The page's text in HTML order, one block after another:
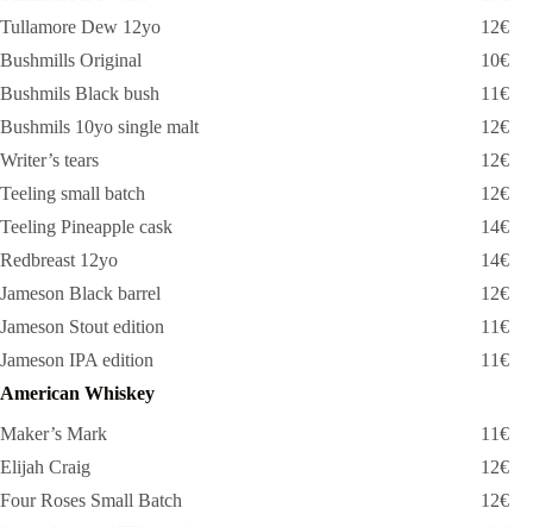
Tullamore Dew 12yo
12€
Bushmills Original
10€
Bushmils Black bush
11€
Bushmils 10yo single malt
12€
Writer’s tears
12€
Teeling small batch
12€
Teeling Pineapple cask
14€
Redbreast 12yo
14€
Jameson Black barrel
12€
Jameson Stout edition
11€
Jameson IPA edition
11€
American Whiskey
Maker’s Mark
11€
Elijah Craig
12€
Four Roses Small Batch
12€